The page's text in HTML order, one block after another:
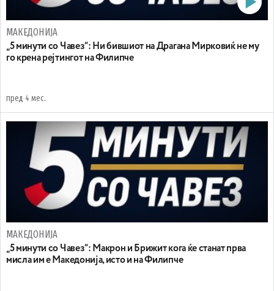
МАКЕДОНИЈА
„5 минути со Чавез“: Ни бившиот на Драгана Мирковиќ не му
го крена рејтингот на Филипче
пред 4 мес.
МАКЕДОНИЈА
„5 минути со Чавез“: Макрон и Брижит кога ќе станат прва
мисла им е Македонија, исто и на Филипче